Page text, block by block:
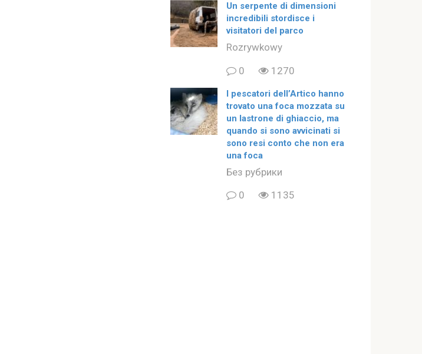
Un serpente di dimensioni
incredibili stordisce i
visitatori del parco
Rozrywkowy
0
1270
I pescatori dell’Artico hanno
trovato una foca mozzata su
un lastrone di ghiaccio, ma
quando si sono avvicinati si
sono resi conto che non era
una foca
Без рубрики
0
1135